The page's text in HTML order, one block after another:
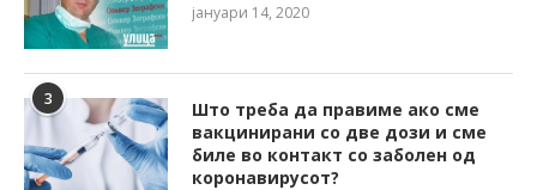
јануари 14, 2020
3
Што треба да правиме ако сме
вакцинирани со две дози и сме
биле во контакт со заболен од
коронавирусот?